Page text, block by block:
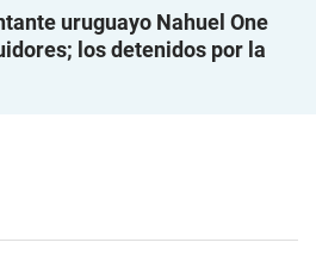
uruguayo Nahuel One
los detenidos por la